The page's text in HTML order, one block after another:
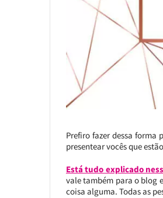
Prefiro fazer dessa forma
presentear vocês que
Está tudo explicado
vale também para o blog
coisa alguma. Todas as